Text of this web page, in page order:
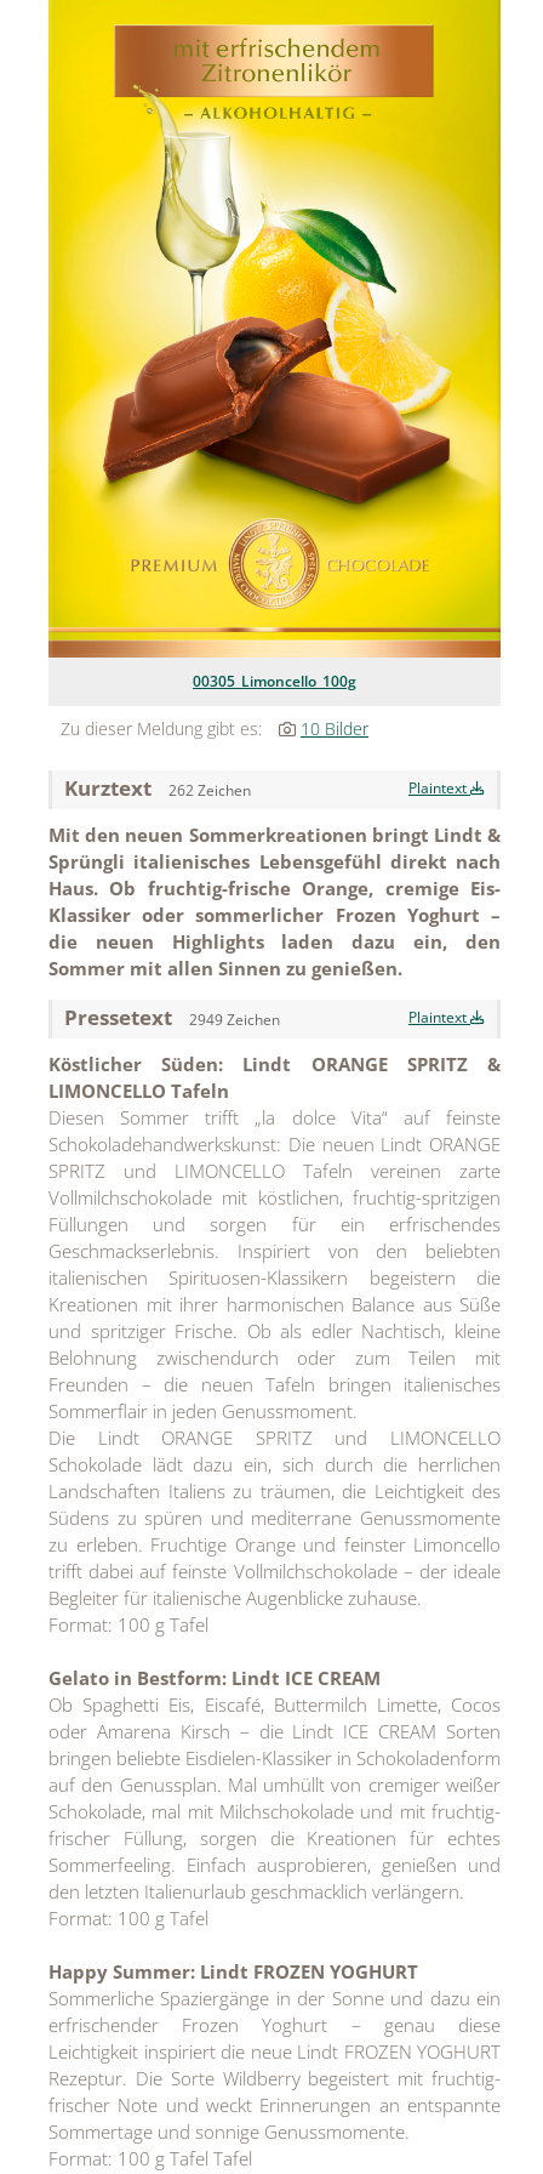
Lindt & Sprüngli
Nägele & Strubell
Rabanne
sh!ne by Dorotheum Juwelier
Sicheldorfer Heilwasser
True Co.
VOSSEN
00305_Limoncello_100g
Zu dieser Meldung gibt es: 10 Bilder
Kurztext 262 Zeichen Plaintext
Mit den neuen Sommerkreationen bringt Lindt &
Sprüngli italienisches Lebensgefühl direkt nach
Haus. Ob fruchtig-frische Orange, cremige Eis-
Klassiker oder sommerlicher Frozen Yoghurt –
die neuen Highlights laden dazu ein, den
Sommer mit allen Sinnen zu genießen.
Pressetext 2949 Zeichen Plaintext
Köstlicher Süden: Lindt ORANGE SPRITZ &
LIMONCELLO Tafeln
Diesen Sommer trifft „la dolce Vita“ auf feinste
Schokoladehandwerkskunst: Die neuen Lindt ORANGE
SPRITZ und LIMONCELLO Tafeln vereinen zarte
Vollmilchschokolade mit köstlichen, fruchtig-spritzigen
Füllungen und sorgen für ein erfrischendes
Geschmackserlebnis. Inspiriert von den beliebten
italienischen Spirituosen-Klassikern begeistern die
Kreationen mit ihrer harmonischen Balance aus Süße
und spritziger Frische. Ob als edler Nachtisch, kleine
Belohnung zwischendurch oder zum Teilen mit
Freunden – die neuen Tafeln bringen italienisches
Sommerflair in jeden Genussmoment.
Die Lindt ORANGE SPRITZ und LIMONCELLO
Schokolade lädt dazu ein, sich durch die herrlichen
Landschaften Italiens zu träumen, die Leichtigkeit des
Südens zu spüren und mediterrane Genussmomente
zu erleben. Fruchtige Orange und feinster Limoncello
trifft dabei auf feinste Vollmilchschokolade – der ideale
Begleiter für italienische Augenblicke zuhause.
Format: 100 g Tafel
Gelato in Bestform: Lindt ICE CREAM
Ob Spaghetti Eis, Eiscafé, Buttermilch Limette, Cocos
oder Amarena Kirsch – die Lindt ICE CREAM Sorten
bringen beliebte Eisdielen-Klassiker in Schokoladenform
auf den Genussplan. Mal umhüllt von cremiger weißer
Schokolade, mal mit Milchschokolade und mit fruchtig-
frischer Füllung, sorgen die Kreationen für echtes
Sommerfeeling. Einfach ausprobieren, genießen und
den letzten Italienurlaub geschmacklich verlängern.
Format: 100 g Tafel
Happy Summer: Lindt FROZEN YOGHURT
Sommerliche Spaziergänge in der Sonne und dazu ein
erfrischender Frozen Yoghurt – genau diese
Leichtigkeit inspiriert die neue Lindt FROZEN YOGHURT
Rezeptur. Die Sorte Wildberry begeistert mit fruchtig-
frischer Note und weckt Erinnerungen an entspannte
Sommertage und sonnige Genussmomente.
Format: 100 g Tafel Tafel